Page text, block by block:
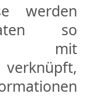
werden
so
mit